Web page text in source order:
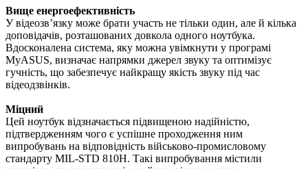
Вище енергоефективність
У відеозв’язку може брати участь не тільки один, але й кілька
доповідачів, розташованих довкола одного ноутбука.
Вдосконалена система, яку можна увімкнути у програмі
MyASUS, визначає напрямки джерел звуку та оптимізує
гучність, що забезпечує найкращу якість звуку під час
відеодзвінків.
Міцний
Цей ноутбук відзначається підвищеною надійністю,
підтвердженням чого є успішне проходження ним
випробувань на відповідність військово-промисловому
стандарту MIL-STD 810H. Такі випробування містили